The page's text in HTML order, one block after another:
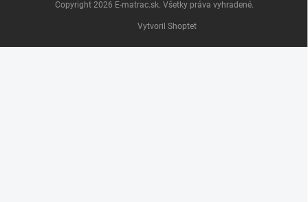
Vytvoril Shoptet
Copyright 2026 E-matrac.sk. Všetky práva vyhradené.